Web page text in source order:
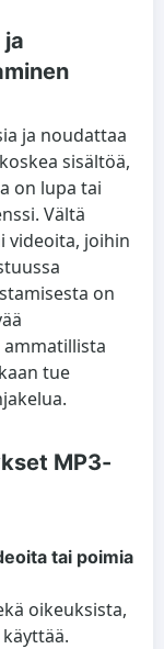
ja noudattaa
sisältöä,
on lupa tai
Vältä
videoita, joihin
on
tue
MP3-
tai poimia
oikeuksista,